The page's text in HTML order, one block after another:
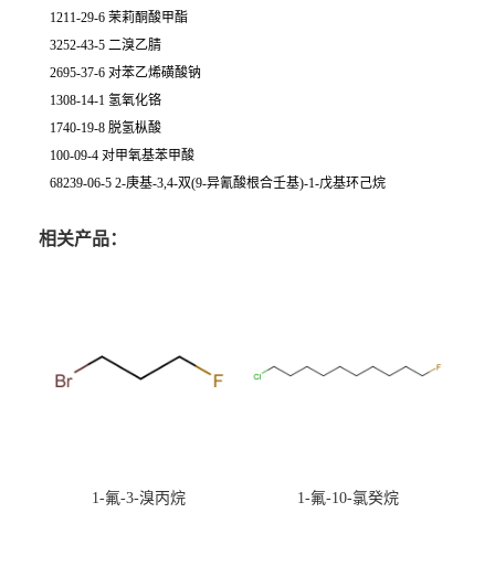
1211-29-6 茉莉酮酸甲酯
3252-43-5 二溴乙腈
2695-37-6 对苯乙烯磺酸钠
1308-14-1 氢氧化铬
1740-19-8 脱氢枞酸
100-09-4 对甲氧基苯甲酸
68239-06-5 2-庚基-3,4-双(9-异氰酸根合壬基)-1-戊基环己烷
相关产品：
1-氟-3-溴丙烷 1-氟-10-氯癸烷